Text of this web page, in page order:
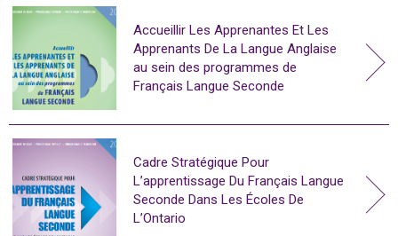
Accueillir Les Apprenantes Et Les
Apprenants De La Langue Anglaise
au sein des programmes de
Français Langue Seconde
Cadre Stratégique Pour
L’apprentissage Du Français Langue
Seconde Dans Les Écoles De
L’Ontario